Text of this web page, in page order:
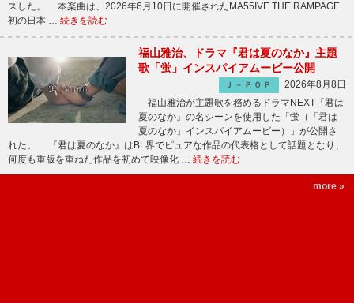
スした。 本楽曲は、2026年6月10日に開催されたMA55IVE THE RAMPAGE
初の日本 … 続きを読む
福山雅治、ドラマ『君は夏のなか』主題
歌「蛍」インスパイアムービー公開
Ｊ－ＰＯＰ
2026年8月8日
福山雅治が主題歌を務めるドラマNEXT『君は
夏のなか』の名シーンを使用した「蛍（「君は
夏のなか」インスパイアムービー）」が公開さ
れた。 『君は夏のなか』はBL界でピュアな作品の代表格として話題となり、
何度も重版を重ねた作品を初めて映像化 … 続きを読む
more »